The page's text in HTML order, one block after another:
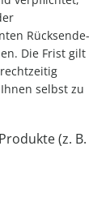
Rücksende-
Die Frist gilt
selbst zu
(z. B.